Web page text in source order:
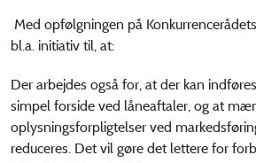
Med opfølgningen på
bl.a. initiativ til, at:
Der arbejdes også for, at der kan
simpel forside ved låneaftaler, og at
oplysningsforpligtelser ved
reduceres. Det vil gøre det lettere for